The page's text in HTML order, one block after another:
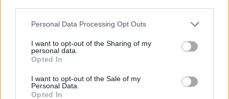
Personal Data Processing Opt Outs
I want to opt-out of the Sharing of my
personal data.
Opted In
I want to opt-out of the Sale of my
Personal Data.
Opted In